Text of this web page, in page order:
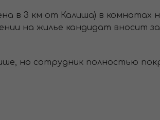
в 3 км от Калиша) в комнатах
на жилье кандидат вносит
но сотрудник полностью